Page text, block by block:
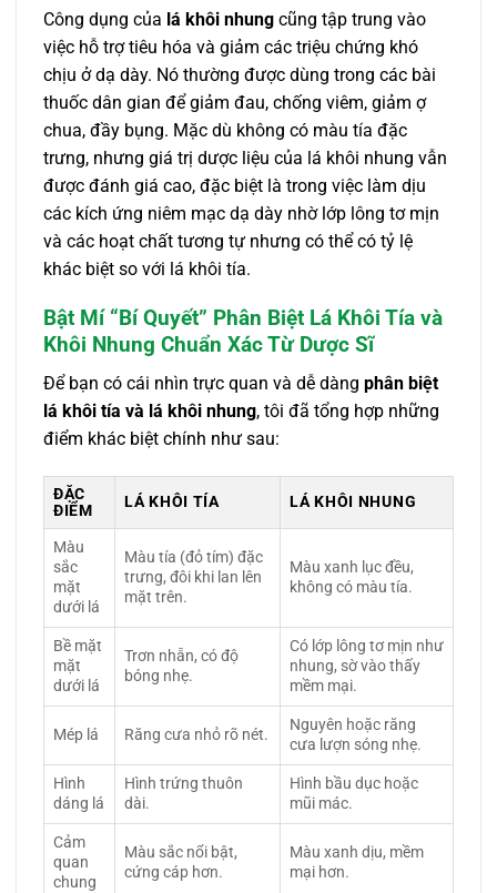
Công dụng của lá khôi nhung cũng tập trung vào
việc hỗ trợ tiêu hóa và giảm các triệu chứng khó
chịu ở dạ dày. Nó thường được dùng trong các bài
thuốc dân gian để giảm đau, chống viêm, giảm ợ
chua, đầy bụng. Mặc dù không có màu tía đặc
trưng, nhưng giá trị dược liệu của lá khôi nhung vẫn
được đánh giá cao, đặc biệt là trong việc làm dịu
các kích ứng niêm mạc dạ dày nhờ lớp lông tơ mịn
và các hoạt chất tương tự nhưng có thể có tỷ lệ
khác biệt so với lá khôi tía.
Bật Mí “Bí Quyết” Phân Biệt Lá Khôi Tía và
Khôi Nhung Chuẩn Xác Từ Dược Sĩ
Để bạn có cái nhìn trực quan và dễ dàng phân biệt
lá khôi tía và lá khôi nhung, tôi đã tổng hợp những
điểm khác biệt chính như sau:
ĐẶC
ĐIỂM
LÁ KHÔI TÍA LÁ KHÔI NHUNG
Màu
sắc
mặt
dưới lá
Màu tía (đỏ tím) đặc
trưng, đôi khi lan lên
mặt trên.
Màu xanh lục đều,
không có màu tía.
Bề mặt
mặt
dưới lá
Trơn nhẵn, có độ
bóng nhẹ.
Có lớp lông tơ mịn như
nhung, sờ vào thấy
mềm mại.
Mép lá Răng cưa nhỏ rõ nét.
Nguyên hoặc răng
cưa lượn sóng nhẹ.
Hình
dáng lá
Hình trứng thuôn
dài.
Hình bầu dục hoặc
mũi mác.
Cảm
quan
chung
Màu sắc nổi bật,
cứng cáp hơn.
Màu xanh dịu, mềm
mại hơn.